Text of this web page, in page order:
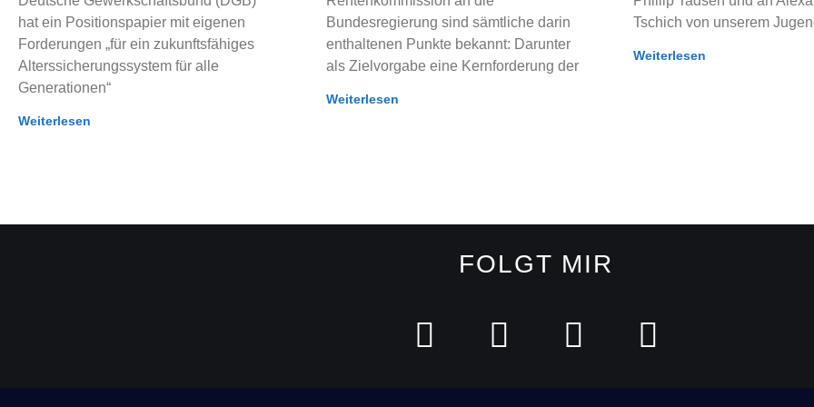
hat ein Positionspapier mit eigenen
Forderungen „für ein zukunftsfähiges
Alterssicherungssystem für alle
Generationen“
Weiterlesen
Bundesregierung sind sämtliche darin
enthaltenen Punkte bekannt: Darunter
als Zielvorgabe eine Kernforderung der
Weiterlesen
Tschich von unserem
Weiterlesen
FOLGT MIR